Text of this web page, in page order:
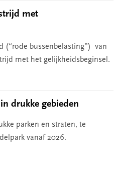
met
(“rode bussenbelasting”) van
met het gelijkheidsbeginsel.
drukke gebieden
parken en straten, te
vanaf 2026.